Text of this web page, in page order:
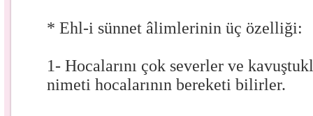
* Ehl-i sünnet âlimlerinin üç özelliği:
1- Hocalarını çok severler ve
nimeti hocalarının bereketi bilirler.